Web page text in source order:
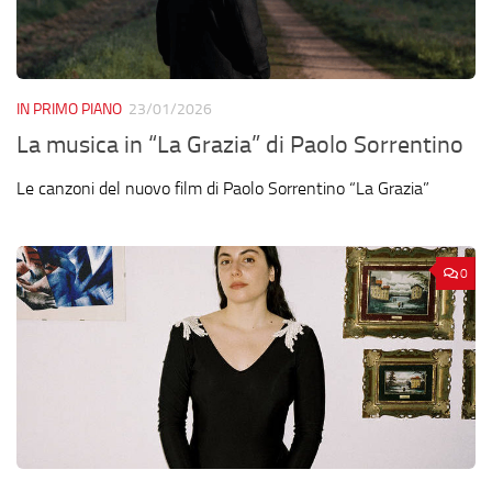
IN PRIMO PIANO 23/01/2026
La musica in “La Grazia” di Paolo Sorrentino
Le canzoni del nuovo film di Paolo Sorrentino “La Grazia”
0